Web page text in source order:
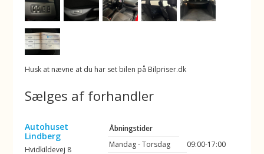
Husk at nævne at du har set bilen på Bilpriser.dk
Sælges af forhandler
Autohuset
Lindberg
Hvidkildevej 8
Åbningstider
Mandag - Torsdag
09:00-17:00